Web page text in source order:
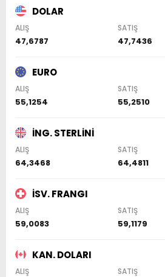
DOLAR
ALIŞ SATIŞ
47,6787 47,7436
EURO
ALIŞ SATIŞ
55,1254 55,2510
İNG. STERLİNİ
ALIŞ SATIŞ
64,3468 64,4811
İSV. FRANGI
ALIŞ SATIŞ
59,0083 59,1179
KAN. DOLARI
ALIŞ SATIŞ